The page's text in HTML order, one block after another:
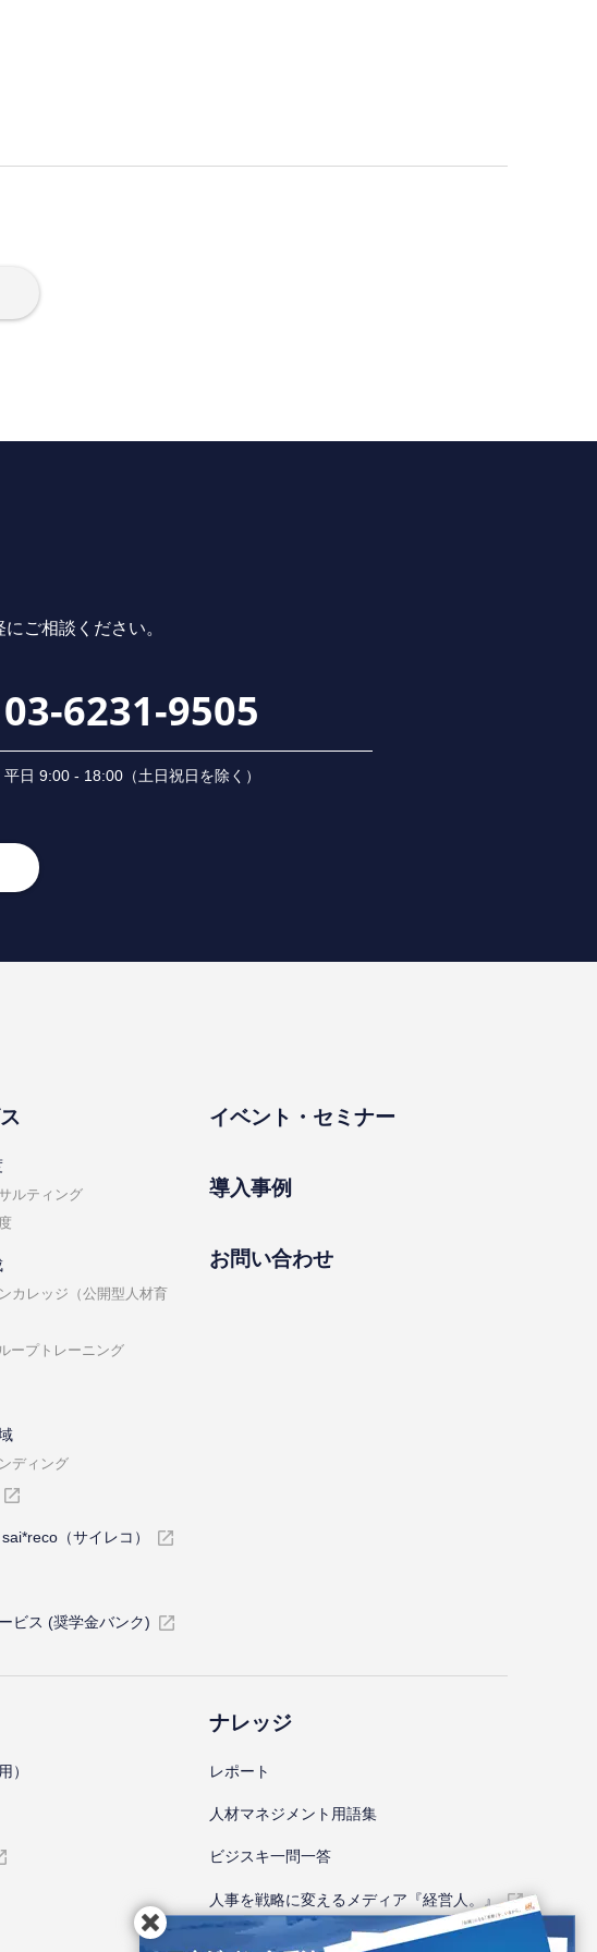
ご相談ください。
03-6231-9505
平⽇ 9:00 - 18:00（⼟⽇祝⽇を除く）
ルティング
カレッジ（公開型⼈材育
ープトレーニング
ディング
（サイレコ）
ビス (奨学金バンク)
イベント・セミナー
導⼊事例
お問い合わせ
）
ナレッジ
レポート
⼈材マネジメント⽤語集
ビジスキ⼀問⼀答
人事を戦略に変えるメディア『経営人。』